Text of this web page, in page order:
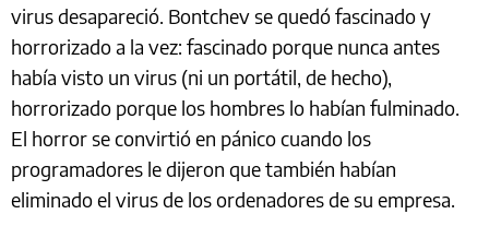
virus desapareció. Bontchev se quedó fascinado y
horrorizado a la vez: fascinado porque nunca antes
había visto un virus (ni un portátil, de hecho),
horrorizado porque los hombres lo habían fulminado.
El horror se convirtió en pánico cuando los
programadores le dijeron que también habían
eliminado el virus de los ordenadores de su empresa.